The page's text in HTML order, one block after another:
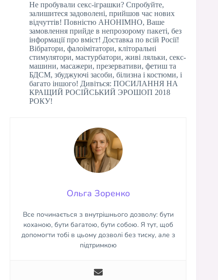
Не пробували секс-іграшки? Спробуйте,
залишитеся задоволені, прийшов час нових
відчуттів! Повністю АНОНІМНО, Ваше
замовлення прийде в непрозорому пакеті, без
інформації про вміст! Доставка по всій Росії!
Вібратори, фалоімітатори, кліторальні
стимулятори, мастурбатори, живі ляльки, секс-
машини, масажери, презервативи, фетиш та
БДСМ, збуджуючі засоби, білизна і костюми, і
багато іншого! Дивіться: ПОСИЛАННЯ НА
КРАЩИЙ РОСІЙСЬКИЙ ЭРОШОП 2018
РОКУ!
Ольга Зоренко
Все починається з внутрішнього дозволу: бути
коханою, бути багатою, бути собою. Я тут, щоб
допомогти тобі в цьому дозволі без тиску, але з
підтримкою